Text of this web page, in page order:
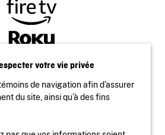
votre vie privée
de navigation afin d’assurer
du site, ainsi qu’à des fins